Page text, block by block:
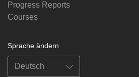
Progress Reports
Courses
Sprache ändern